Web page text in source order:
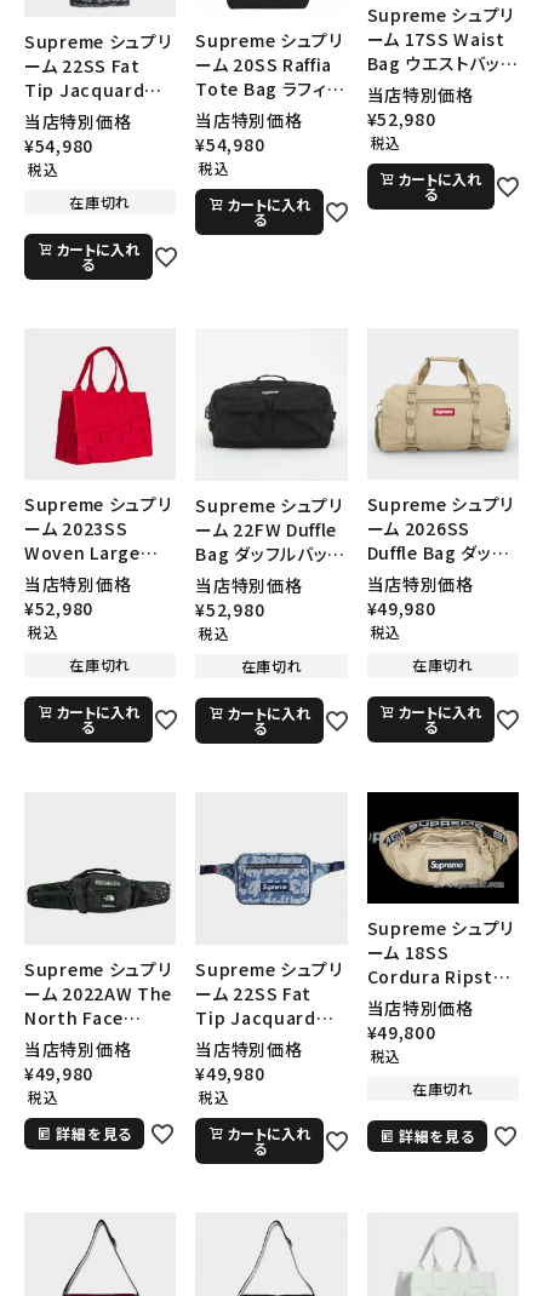
Supreme シュプリ
ーム 22SS Fat
Tip Jacquard
Denim Sling Bag
ファットチップジャ
ガードデニムスリン
当店特別価格
¥54,980
税込
在庫切れ
カートに入れ
る
Supreme シュプリ
ーム 20SS Raffia
Tote Bag ラフィア
トートバッグ ブラ
ック
当店特別価格
¥54,980
税込
カートに入れ
る
Supreme シュプリ
ーム 17SS Waist
Bag ウエストバッグ
ブラック
当店特別価格
¥52,980
税込
カートに入れ
る
Supreme シュプリ
ーム 2023SS
Woven Large
Tote ウォーブンラ
ージトート レッド
当店特別価格
¥52,980
税込
在庫切れ
カートに入れ
る
Supreme シュプリ
ーム 22FW Duffle
Bag ダッフルバッグ
ブラック
当店特別価格
¥52,980
税込
在庫切れ
カートに入れ
る
Supreme シュプリ
ーム 2026SS
Duffle Bag ダッフ
ルバッグ タン
当店特別価格
¥49,980
税込
在庫切れ
カートに入れ
る
Supreme シュプリ
ーム 2022AW The
North Face
Steep Tech
Waist Bag ノース
フェイススティープ
テックウエストバッ
グ ブラックドラゴン
当店特別価格
¥49,980
税込
詳細を見る
Supreme シュプリ
ーム 22SS Fat
Tip Jacquard
Denim Waist Bag
ファットチップジャ
ガードデニムウエス
トバッグ ブルー
当店特別価格
¥49,980
税込
カートに入れ
る
Supreme シュプリ
ーム 18SS
Cordura Ripstop
Nylon Waist bag
コーデュラリップス
トップナイロンウエ
当店特別価格
¥49,800
税込
在庫切れ
詳細を見る